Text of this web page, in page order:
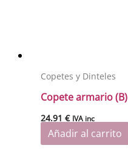
Copetes y Dinteles
Copete armario (B)
24.91€ IVA inc
Añadir al carrito